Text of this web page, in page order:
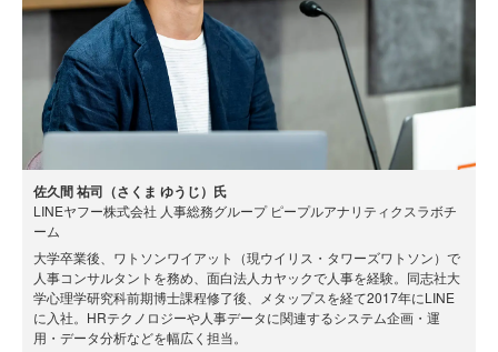
佐久間 祐司（さくま ゆうじ）氏
LINEヤフー株式会社 人事総務グループ ピープルアナリティクスラボチ
ーム
大学卒業後、ワトソンワイアット（現ウイリス・タワーズワトソン）で
人事コンサルタントを務め、面白法人カヤックで人事を経験。同志社大
学心理学研究科前期博士課程修了後、メタップスを経て2017年にLINE
に入社。HRテクノロジーや人事データに関連するシステム企画・運
用・データ分析などを幅広く担当。